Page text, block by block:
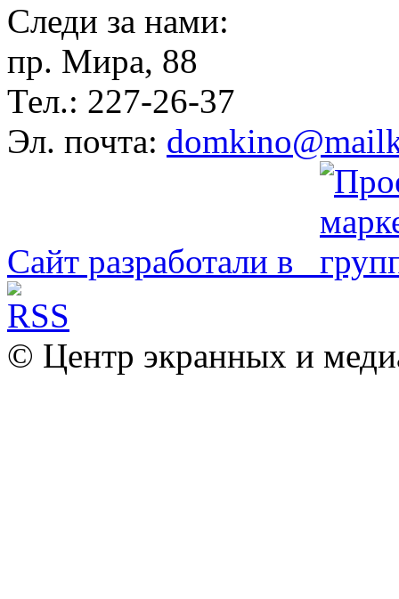
Следи за нами:
пр. Мира, 88
Тел.: 227-26-37
Эл. почта:
Сайт разработали в
© Центр экранных и